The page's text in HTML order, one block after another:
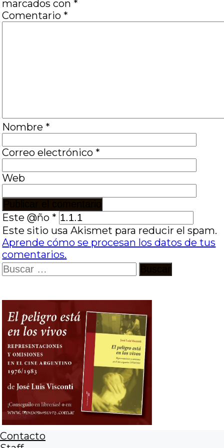
marcados con *
Comentario *
Nombre *
Correo electrónico *
Web
Este @ño *
Este sitio usa Akismet para reducir el spam.
Aprende cómo se procesan los datos de tus
comentarios.
Buscar:
Contacto